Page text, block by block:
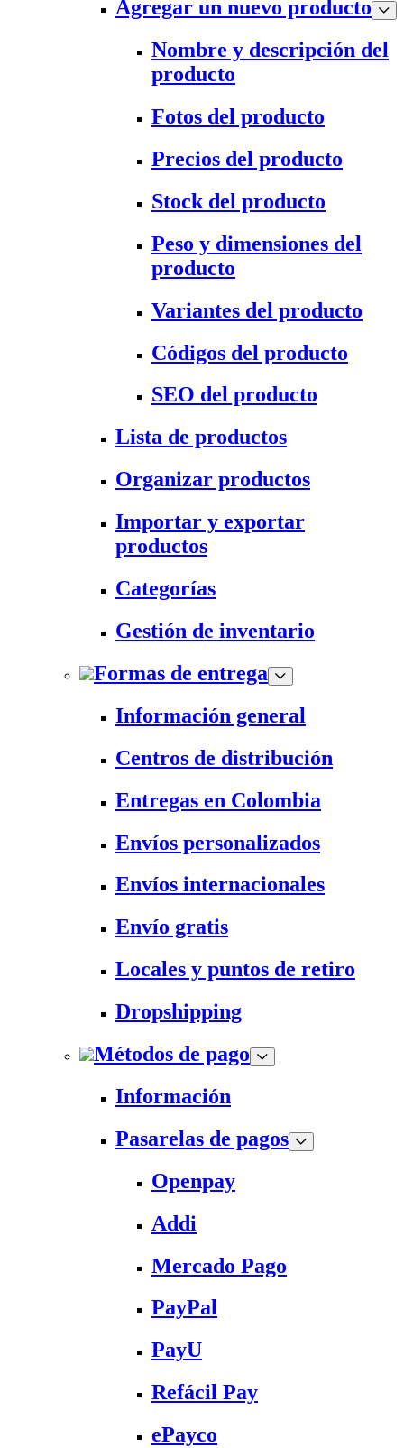
Agregar un nuevo producto
Nombre y descripción del
producto
Fotos del producto
Precios del producto
Stock del producto
Peso y dimensiones del
producto
Variantes del producto
Códigos del producto
SEO del producto
Lista de productos
Organizar productos
Importar y exportar
productos
Categorías
Gestión de inventario
Formas de entrega
Información general
Centros de distribución
Entregas en Colombia
Envíos personalizados
Envíos internacionales
Envío gratis
Locales y puntos de retiro
Dropshipping
Métodos de pago
Información
Pasarelas de pagos
Openpay
Addi
Mercado Pago
PayPal
PayU
Refácil Pay
ePayco